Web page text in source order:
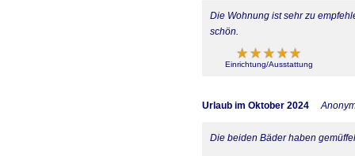
Die Wohnung ist sehr zu
schön.
Einrichtung/Ausstattung
Urlaub im Oktober 2024
Die beiden Bäder haben